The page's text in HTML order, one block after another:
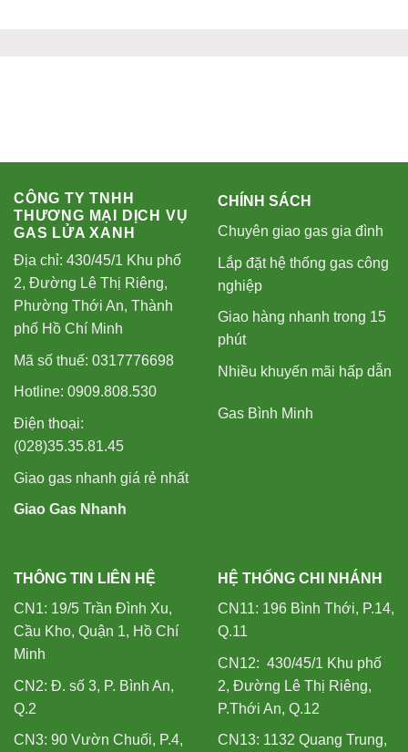
CÔNG TY TNHH
THƯƠNG MẠI DỊCH VỤ
GAS LỬA XANH
Địa chỉ: 430/45/1 Khu phố
2, Đường Lê Thị Riêng,
Phường Thới An, Thành
phố Hồ Chí Minh
Mã số thuế: 0317776698
Hotline: 0909.808.530
Điện thoại:
(028)35.35.81.45
Giao gas nhanh giá rẻ nhất
Giao Gas Nhanh
CHÍNH SÁCH
Chuyên giao gas gia đình
Lắp đặt hệ thống gas công
nghiệp
Giao hàng nhanh trong 15
phút
Nhiều khuyến mãi hấp dẫn
Gas Bình Minh
THÔNG TIN LIÊN HỆ
CN1: 19/5 Trần Đình Xu,
Cầu Kho, Quận 1, Hồ Chí
Minh
CN2: Đ. số 3, P. Bình An,
Q.2
CN3: 90 Vườn Chuối, P.4,
HỆ THỐNG CHI NHÁNH
CN11: 196 Bình Thới, P.14,
Q.11
CN12: 430/45/1 Khu phố
2, Đường Lê Thị Riêng,
P.Thới An, Q.12
CN13: 1132 Quang Trung,